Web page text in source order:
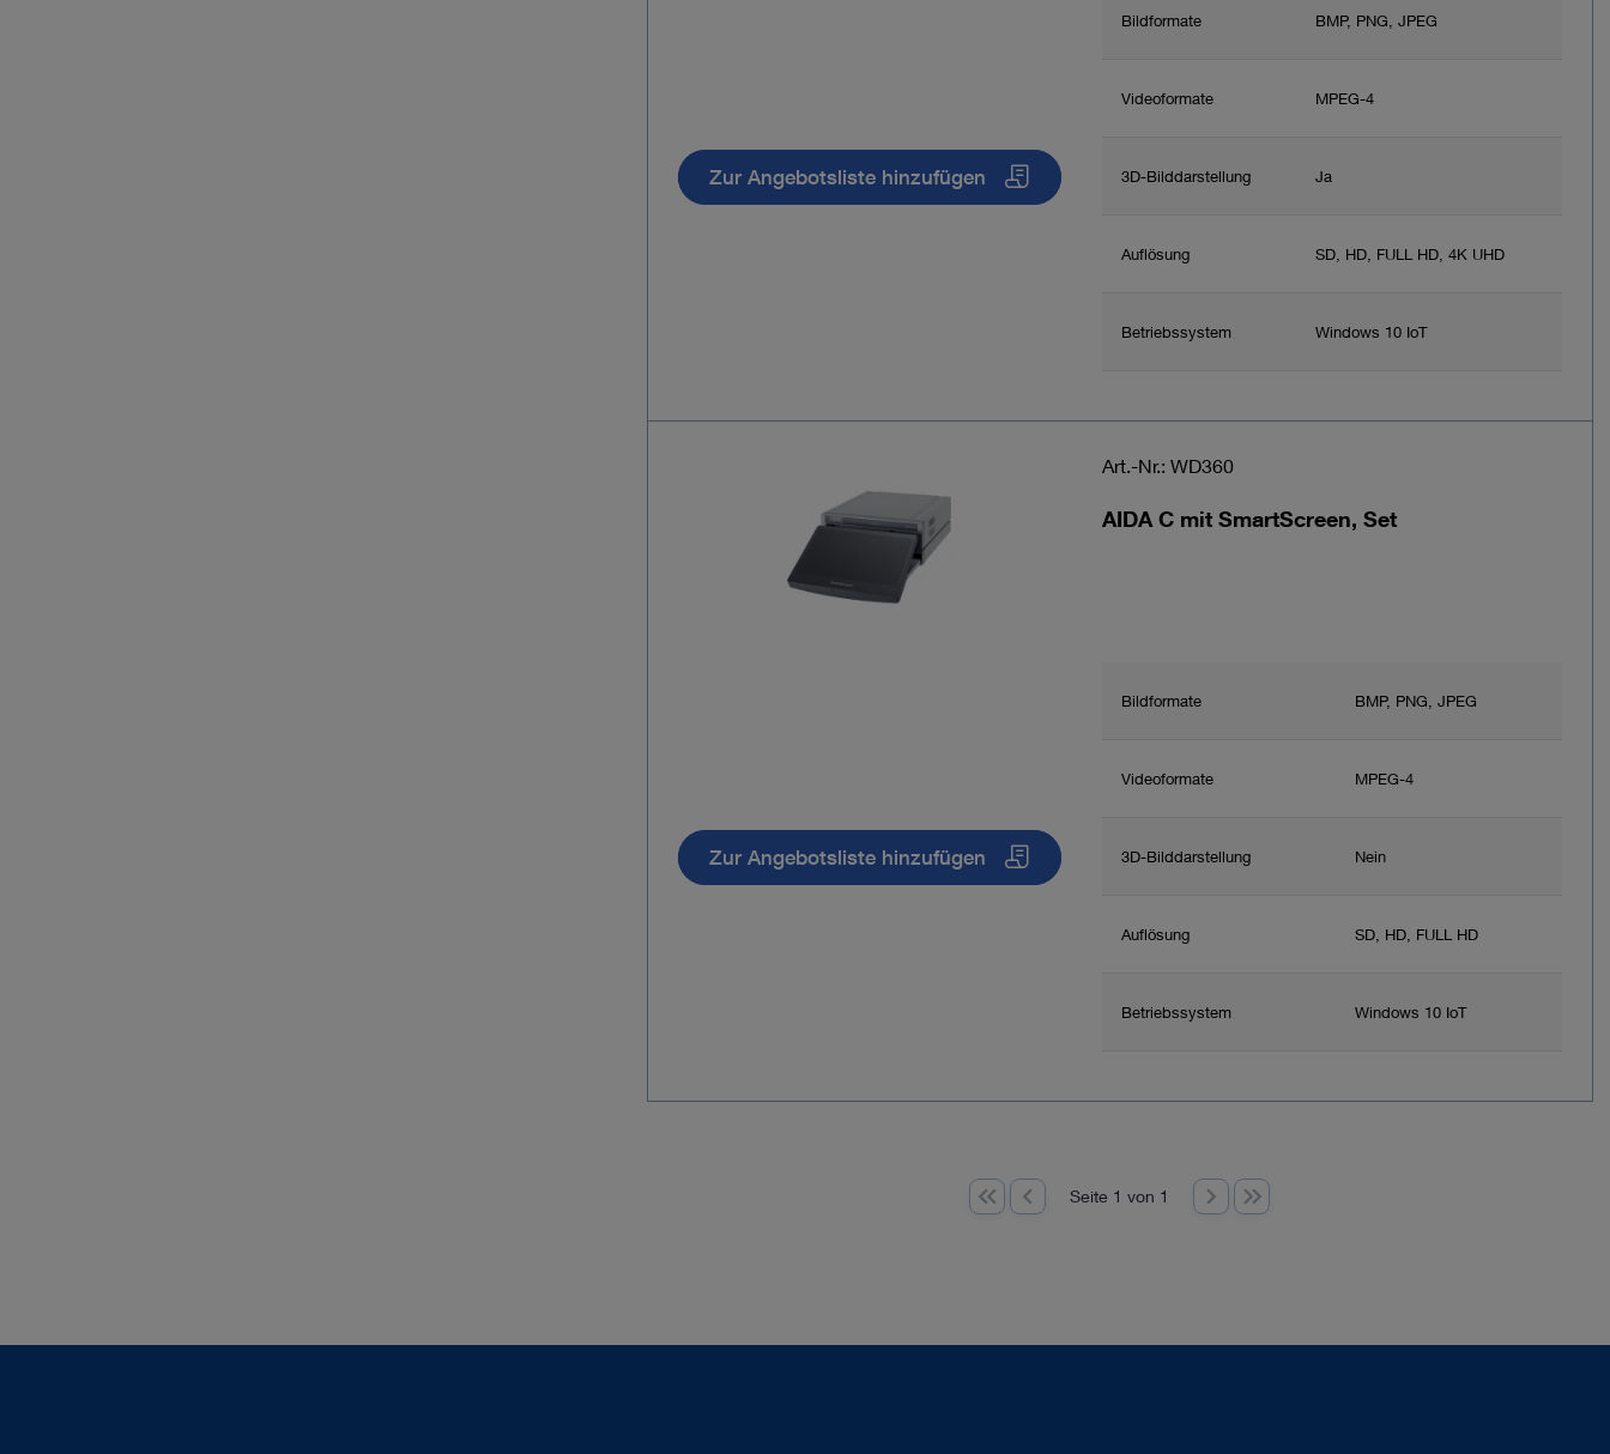
Bildformate BMP, PNG, JPEG
Videoformate MPEG-4
3D-Bilddarstellung Ja
Auflösung SD, HD, FULL HD, 4K UHD
Betriebssystem Windows 10 IoT
Zur Angebotsliste hinzufügen
Art.-Nr.: WD360
AIDA C mit SmartScreen, Set
Bildformate BMP, PNG, JPEG
Videoformate MPEG-4
3D-Bilddarstellung Nein
Auflösung SD, HD, FULL HD
Betriebssystem Windows 10 IoT
Zur Angebotsliste hinzufügen
Seite 1 von 1